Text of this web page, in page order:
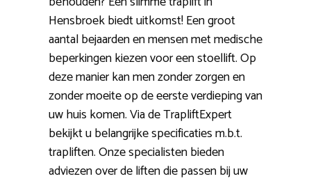
Hensbroek biedt uitkomst! Een groot
aantal bejaarden en mensen met medische
beperkingen kiezen voor een stoellift. Op
deze manier kan men zonder zorgen en
zonder moeite op de eerste verdieping van
uw huis komen. Via de TrapliftExpert
bekijkt u belangrijke specificaties m.b.t.
trapliften. Onze specialisten bieden
adviezen over de liften die passen bij uw